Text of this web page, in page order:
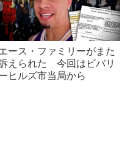
ース・ファミリーがまた
えられた 今回はビバリ
ヒルズ市当局から